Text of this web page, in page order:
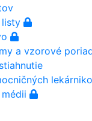
listy
a vzorové